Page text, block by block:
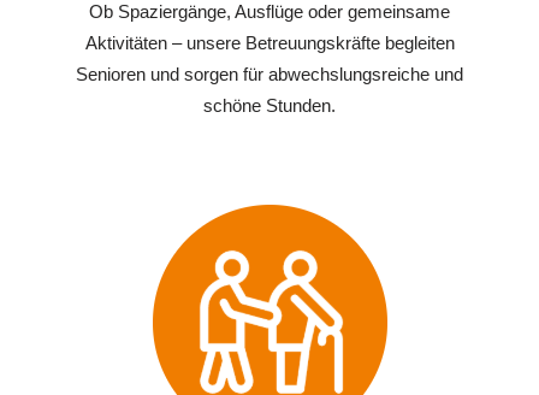
Ob Spaziergänge, Ausflüge oder gemeinsame
Aktivitäten – unsere Betreuungskräfte begleiten
Senioren und sorgen für abwechslungsreiche und
schöne Stunden.